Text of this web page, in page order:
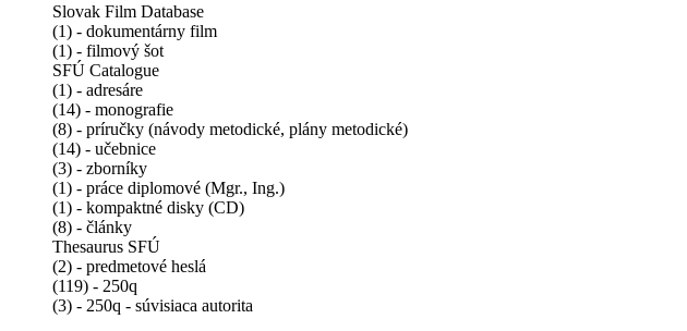
Slovak Film Database
(1) - dokumentárny film
(1) - filmový šot
SFÚ Catalogue
(1) - adresáre
(14) - monografie
(8) - príručky (návody metodické, plány metodické)
(14) - učebnice
(3) - zborníky
(1) - práce diplomové (Mgr., Ing.)
(1) - kompaktné disky (CD)
(8) - články
Thesaurus SFÚ
(2) - predmetové heslá
(119) - 250q
(3) - 250q - súvisiaca autorita